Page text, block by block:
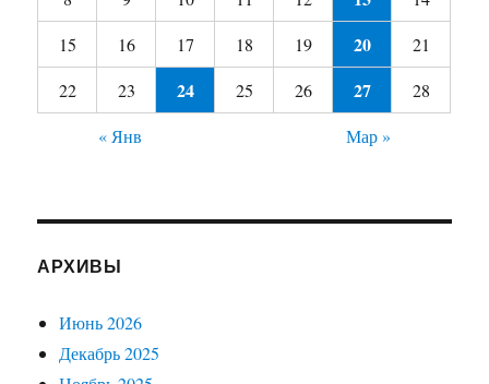
15
16 17 18 19 20
21
22
23 24 25 26 27
28
« Янв
Мар »
АРХИВЫ
Июнь 2026
Декабрь 2025